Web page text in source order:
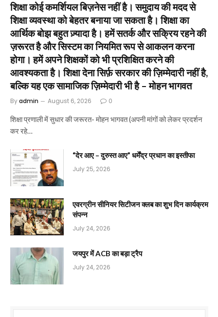
शिक्षा कोई कमर्शियल बिज़नेस नहीं है। समुदाय की मदद से
शिक्षा व्यवस्था को बेहतर बनाया जा सकता है। शिक्षा का
आर्थिक बोझ बहुत ज़्यादा है। हमें सतर्क और सक्रिय रहने की
ज़रूरत है और सिस्टम का नियमित रूप से आकलन करना
होगा। हमें अपने शिक्षकों को भी प्रशिक्षित करने की
आवश्यकता है। शिक्षा देना सिर्फ़ सरकार की ज़िम्मेदारी नहीं है,
बल्कि यह एक सामाजिक ज़िम्मेदारी भी है – मोहन भागवत
Byadmin August 6, 2026 0
शिक्षा प्रणाली में सुधार की जरूरत- मोहन भागवत (अपनी मांगों को लेकर प्रदर्शन
कर रहे…
“देर आए – दुरुस्त आए” धर्मेंद्र प्रधान का इस्तीफा
July 25, 2026
एवरग्रीन सीनियर सिटीजन क्लब का शुभ दिन कार्यक्रम
संपन्न
July 24, 2026
जयपुर में ACB का बड़ा ट्रैप
July 24, 2026